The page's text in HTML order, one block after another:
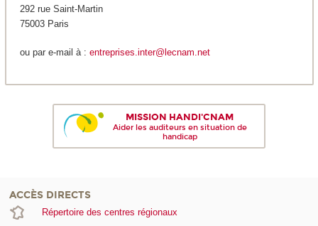
292 rue Saint-Martin
75003 Paris
ou par e-mail à : entreprises.inter@lecnam.net
MISSION HANDI'CNAM
Aider les auditeurs en situation de
handicap
ACCÈS DIRECTS
Répertoire des centres régionaux